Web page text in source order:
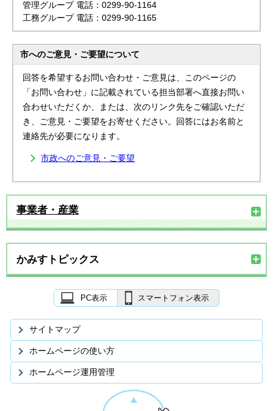
管理グループ 電話：0299-90-1164
工務グループ 電話：0299-90-1165
市へのご意見・ご要望について
回答を希望するお問い合わせ・ご意見は、このページの
「お問い合わせ」に記載されている担当部署へ直接お問い
合わせいただくか、または、次のリンク先をご確認いただ
き、ご意見・ご要望をお寄せください。回答にはお名前と
連絡先が必要になります。
市政へのご意見・ご要望
事業者・産業
かみすトピックス
PC表示 スマートフォン表示
サイトマップ
ホームページの使い方
ホームページ運用管理